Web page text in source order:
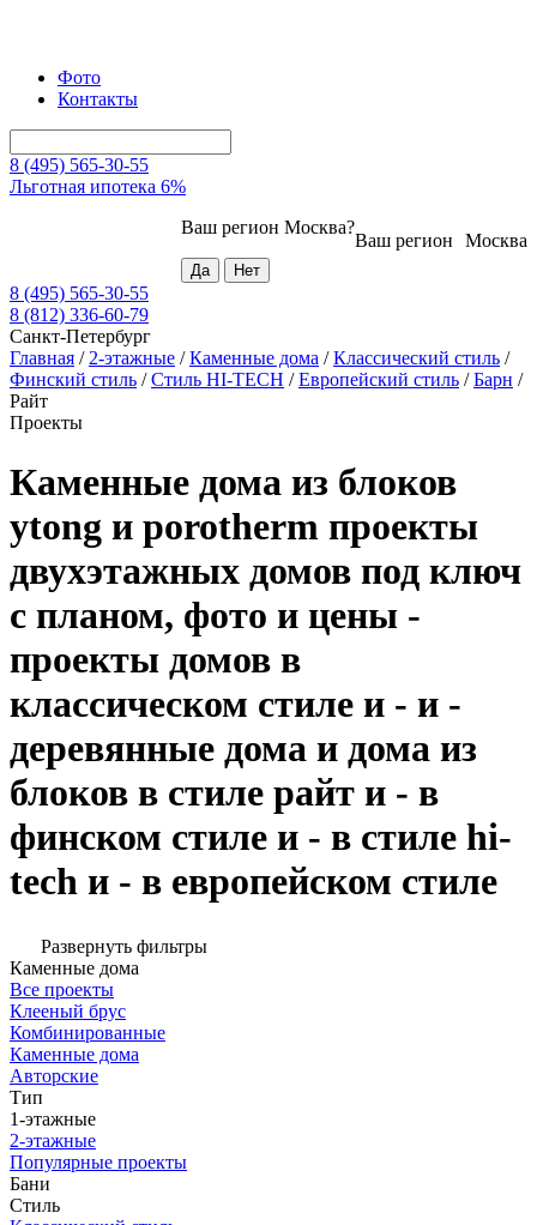
Фото
Контакты
8 (495) 565-30-55
Льготная ипотека 6%
Москва
Ваш регион
Ваш регион Москва?
8 (495) 565-30-55
8 (812) 336-60-79
Санкт-Петербург
Главная / 2-этажные /Каменные дома /Классический стиль /
Финский стиль /Стиль HI-TECH /Европейский стиль /Барн /
Райт
Проекты
Каменные дома из блоков
ytong и porotherm проекты
двухэтажных домов под ключ
с планом, фото и цены -
проекты домов в
классическом стиле и - и -
деревянные дома и дома из
блоков в стиле райт и - в
финском стиле и - в стиле hi-
tech и - в европейском стиле
Развернуть фильтры
Каменные дома
Все проекты
Клееный брус
Комбинированные
Каменные дома
Авторские
Тип
1-этажные
2-этажные
Популярные проекты
Бани
Стиль